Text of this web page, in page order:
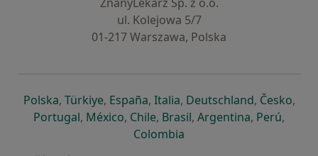
ul. Kolejowa 5/7
01-217 Warszawa, Polska
Polskase otevře v nové záložce
, Türkiyese otevře v nové záložce
, Españase otevře v nové záložce
, Italiase otevře v nové záložce
, Deutschlandse otevře v
, Českose
,
Portugalse otevře v nové záložce
, Méxicose otevře v nové záložce
, Chilese otevře v nové záložce
, Brasilse otevře v nové
, Argentinase otevře v
, Perúse
,
Colombia